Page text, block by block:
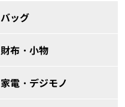
バッグ
財布・小物
家電・デジモノ